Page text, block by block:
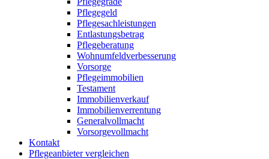
Pflegegeld
Pflegesachleistungen
Entlastungsbetrag
Pflegeberatung
Wohnumfeldverbesserung
Vorsorge
Pflegeimmobilien
Testament
Immobilienverkauf
Immobilienverrentung
Generalvollmacht
Vorsorgevollmacht
Kontakt
Pflegeanbieter vergleichen